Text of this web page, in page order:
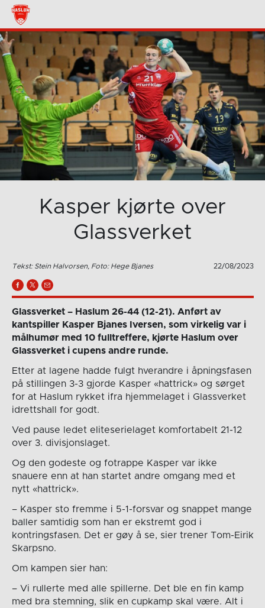
Kasper kjørte over
Glassverket
Tekst: Stein Halvorsen, Foto: Hege Bjanes 22/08/2023
Glassverket – Haslum 26-44 (12-21). Anført av
kantspiller Kasper Bjanes Iversen, som virkelig var i
målhumør med 10 fulltreffere, kjørte Haslum over
Glassverket i cupens andre runde.
Etter at lagene hadde fulgt hverandre i åpningsfasen
på stillingen 3-3 gjorde Kasper «hattrick» og sørget
for at Haslum rykket ifra hjemmelaget i Glassverket
idrettshall for godt.
Ved pause ledet eliteserielaget komfortabelt 21-12
over 3. divisjonslaget.
Og den godeste og fotrappe Kasper var ikke
snauere enn at han startet andre omgang med et
nytt «hattrick».
– Kasper sto fremme i 5-1-forsvar og snappet mange
baller samtidig som han er ekstremt god i
kontringsfasen. Det er gøy å se, sier trener Tom-Eirik
Skarpsno.
Om kampen sier han:
– Vi rullerte med alle spillerne. Det ble en fin kamp
med bra stemning, slik en cupkamp skal være. Alt i